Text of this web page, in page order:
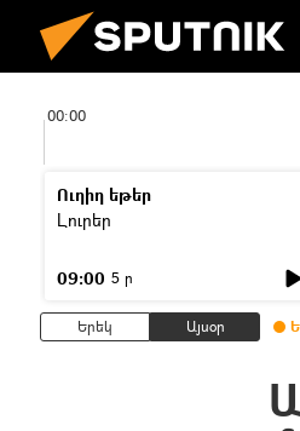
00:00
Ուղիղ եթեր
Լուրեր
09:00 5 ր
Երեկ Այսօր